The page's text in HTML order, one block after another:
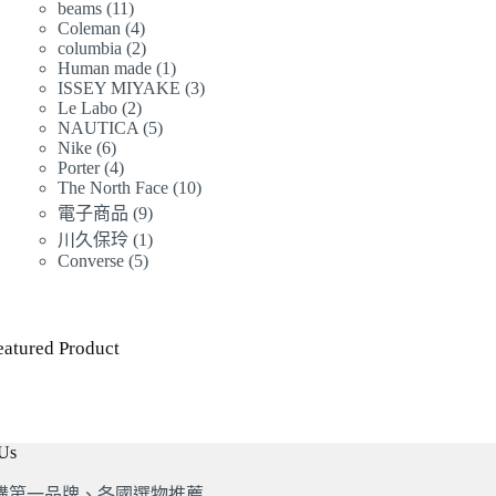
產
品
beams 1111
個
產
品
Coleman 44
個
產
品
columbia 22
個
產
品
Human made 11
個
ISSEY MIYAKE 33
Le Labo 22
個
品
NAUTICA 55
Nike 66
個
產
品
Porter 44
個
產
品
The North Face 1010
電子商品 99
個
產
川久保玲 11
個
Converse 55
Product